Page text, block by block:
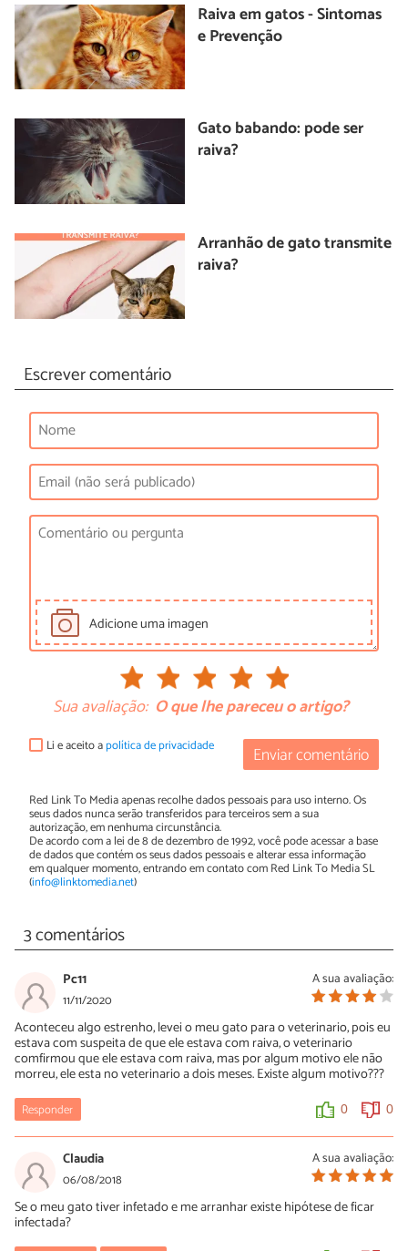
Raiva em gatos - Sintomas
e Prevenção
Gato babando: pode ser
raiva?
Arranhão de gato transmite
raiva?
Escrever comentário
Adicione uma imagen
Sua avaliação: O que lhe pareceu o artigo?
Enviar comentário
Li e aceito apolítica de privacidade
Red Link To Media apenas recolhe dados pessoais para uso interno. Os
seus dados nunca serão transferidos para terceiros sem a sua
autorização, em nenhuma circunstância.
De acordo com a lei de 8 de dezembro de 1992, você pode acessar a base
de dados que contém os seus dados pessoais e alterar essa informação
em qualquer momento, entrando em contato com Red Link To Media SL
(info@linktomedia.net)
3 comentários
A sua avaliação:
Pc11
11/11/2020
Aconteceu algo estrenho, levei o meu gato para o veterinario, pois eu
estava com suspeita de que ele estava com raiva, o veterinario
comfirmou que ele estava com raiva, mas por algum motivo ele não
morreu, ele esta no veterinario a dois meses. Existe algum motivo???
Responder 0 0
A sua avaliação:
Claudia
06/08/2018
Se o meu gato tiver infetado e me arranhar existe hipótese de ficar
infectada?